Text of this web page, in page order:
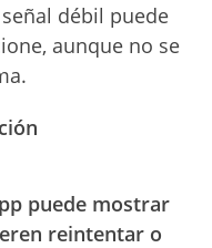
débil puede
aunque no se
puede mostrar
reintentar o